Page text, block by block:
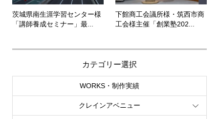
茨城県南生涯学習センター様
「講師養成セミナー」最...
下館商工会議所様・筑西市商
工会様主催「創業塾202...
カテゴリー選択
WORKS・制作実績
クレインアベニュー